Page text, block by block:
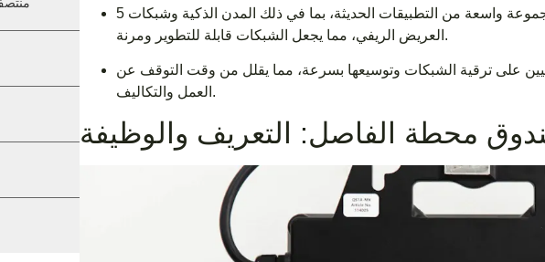
تدعم هذه الصناديق مجموعة واسعة من التطبيقات الحديثة، بما في ذلك المدن الذكية وشبكات 5G/6G ومراكز البيانات والنطاق
العريض الريفي، مما يجعل الشبكات قابلة للتطوير ومرنة.
على ترقية الشبكات وتوسيعها بسرعة، مما يقلل من وقت التوقف عن
العمل والتكاليف.
محطة الفاصل: التعريف والوظيفة